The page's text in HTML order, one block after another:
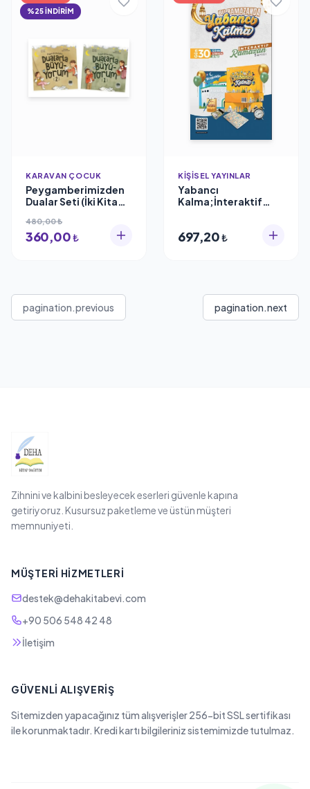
%25 İNDİRİM
KARAVAN ÇOCUK
Peygamberimizden
Dualar Seti (İki Kitap)
480,00 ₺
360,00₺
KIŞISEL YAYINLAR
Yabancı
Kalma;İnteraktif
697,20₺
pagination.previous pagination.next
Zihnini ve kalbini besleyecek eserleri güvenle kapına
getiriyoruz. Kusursuz paketleme ve üstün müşteri
memnuniyeti.
MÜŞTERI HIZMETLERI
destek@dehakitabevi.com
+90 506 548 42 48
İletişim
GÜVENLI ALIŞVERIŞ
Sitemizden yapacağınız tüm alışverişler 256-bit SSL sertifikası
ile korunmaktadır. Kredi kartı bilgileriniz sistemimizde tutulmaz.